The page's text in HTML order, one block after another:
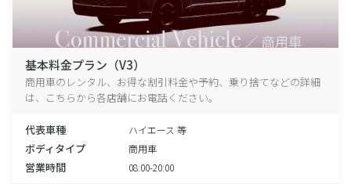
基本料金プラン（V3）
商用車のレンタル、お得な割引料金や予約、乗り捨てなどの詳細
は、こちらから各店舗にお電話ください。
代表車種 ハイエース 等
ボディタイプ 商用車
営業時間 08:00-20:00